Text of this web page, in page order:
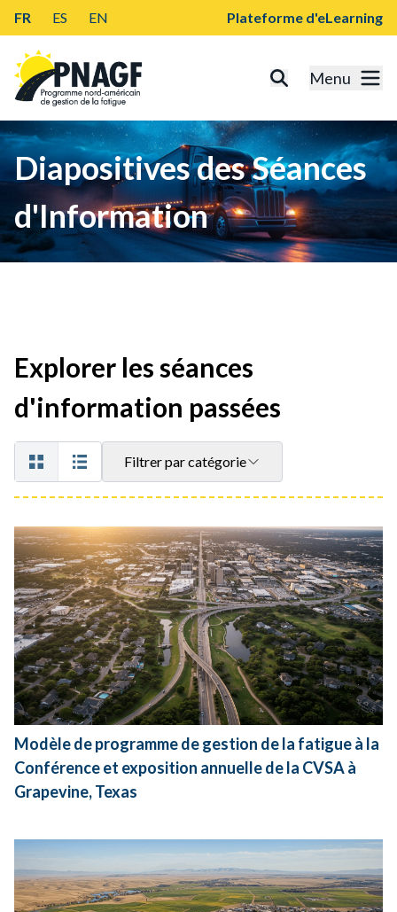
FR ES EN Plateforme d'eLearning
Menu
Diapositives des Séances
d'Information
Explorer les séances
d'information passées
Filtrer par catégorie
Modèle de programme de gestion de la fatigue à la
Conférence et exposition annuelle de la CVSA à
Grapevine, Texas